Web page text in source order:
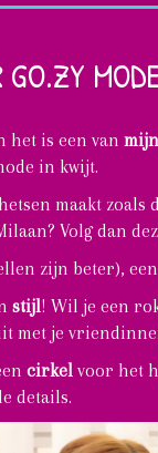
GO.ZY
het is een van
in kwijt.
maakt zoals
Volg dan
zijn beter), een
stijl! Wil je een
met je
cirkel voor het
details.